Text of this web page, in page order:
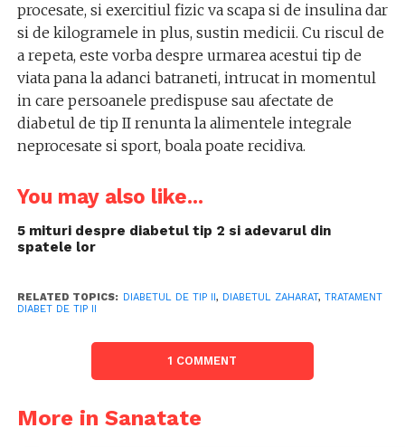
procesate, si exercitiul fizic va scapa si de insulina dar
si de kilogramele in plus, sustin medicii. Cu riscul de
a repeta, este vorba despre urmarea acestui tip de
viata pana la adanci batraneti, intrucat in momentul
in care persoanele predispuse sau afectate de
diabetul de tip II renunta la alimentele integrale
neprocesate si sport, boala poate recidiva.
You may also like...
5 mituri despre diabetul tip 2 si adevarul din
spatele lor
RELATED TOPICS: DIABETUL DE TIP II, DIABETUL ZAHARAT, TRATAMENT
DIABET DE TIP II
1 COMMENT
More in Sanatate